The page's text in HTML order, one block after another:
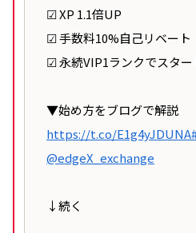
☑ XP 1.1倍UP
☑ 手数料10%自己リベート
☑ 永続VIP1ランクでスター
▼始め方をブログで解説
https://t.co/E1g4yJDUNA
@edgeX_exchange
↓続く